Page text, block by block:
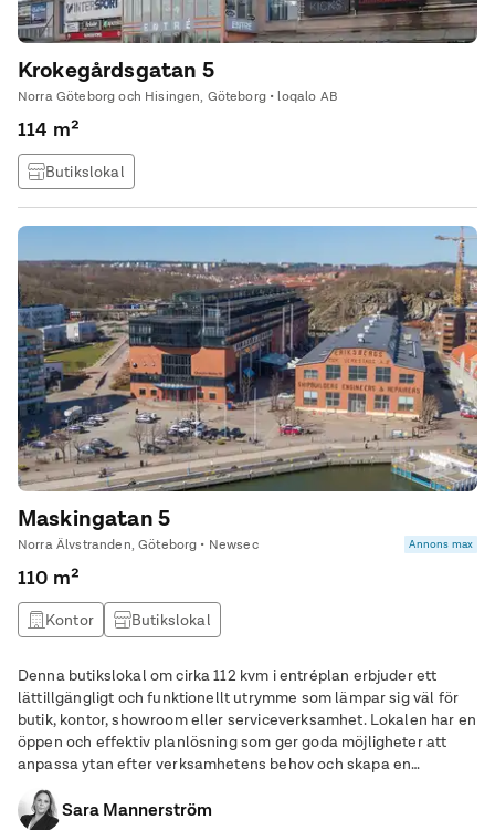
Krokegårdsgatan 5
Norra Göteborg och Hisingen, Göteborg • loqalo AB
114 m²
Butikslokal
Maskingatan 5
Norra Älvstranden, Göteborg • Newsec Annons max
110 m²
Kontor Butikslokal
Denna butikslokal om cirka 112 kvm i entréplan erbjuder ett
lättillgängligt och funktionellt utrymme som lämpar sig väl för
butik, kontor, showroom eller serviceverksamhet. Lokalen har en
öppen och effektiv planlösning som ger goda möjligheter att
anpassa ytan efter verksamhetens behov och skapa en
inbjudande miljö för kunder. De generösa ytorna ger flexibilitet i
disponering, oavsett om fokus
Sara Mannerström